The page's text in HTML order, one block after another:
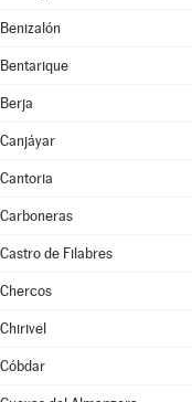
Benizalón
Bentarique
Berja
Canjáyar
Cantoria
Carboneras
Castro de Filabres
Chercos
Chirivel
Cóbdar